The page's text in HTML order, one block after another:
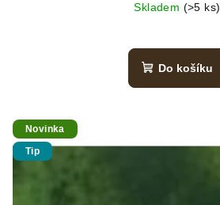
Skladem (>5 ks)
Do košíku
Novinka
Tip